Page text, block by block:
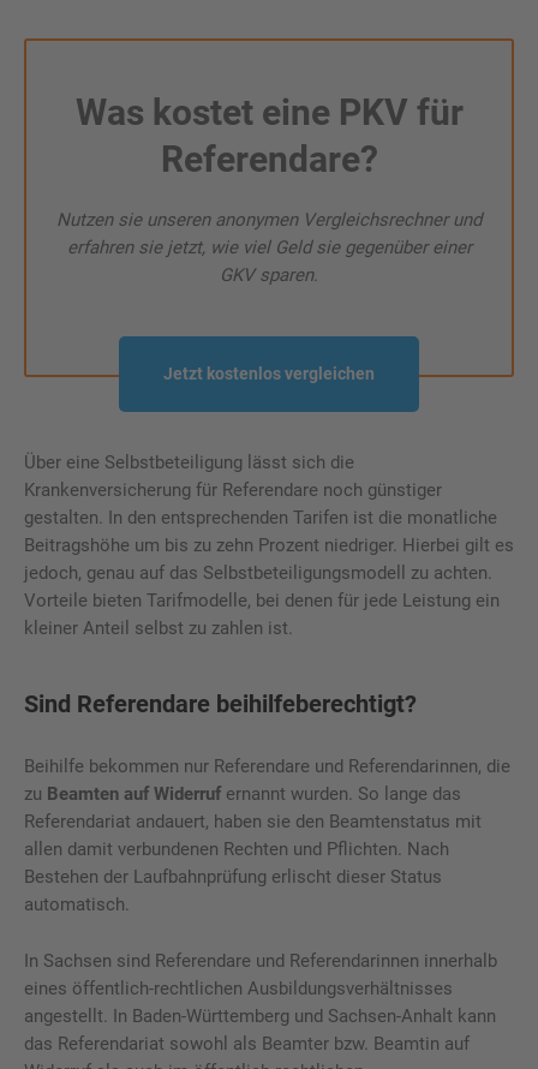
Was kostet eine PKV für
Referendare?
Nutzen sie unseren anonymen Vergleichsrechner und
erfahren sie jetzt, wie viel Geld sie gegenüber einer
GKV sparen.
Jetzt kostenlos vergleichen
Über eine Selbstbeteiligung lässt sich die
Krankenversicherung für Referendare noch günstiger
gestalten. In den entsprechenden Tarifen ist die monatliche
Beitragshöhe um bis zu zehn Prozent niedriger. Hierbei gilt es
jedoch, genau auf das Selbstbeteiligungsmodell zu achten.
Vorteile bieten Tarifmodelle, bei denen für jede Leistung ein
kleiner Anteil selbst zu zahlen ist.
Sind Referendare beihilfeberechtigt?
Beihilfe bekommen nur Referendare und Referendarinnen, die
zu Beamten auf Widerruf ernannt wurden. So lange das
Referendariat andauert, haben sie den Beamtenstatus mit
allen damit verbundenen Rechten und Pflichten. Nach
Bestehen der Laufbahnprüfung erlischt dieser Status
automatisch.
In Sachsen sind Referendare und Referendarinnen innerhalb
eines öffentlich-rechtlichen Ausbildungsverhältnisses
angestellt. In Baden-Württemberg und Sachsen-Anhalt kann
das Referendariat sowohl als Beamter bzw. Beamtin auf